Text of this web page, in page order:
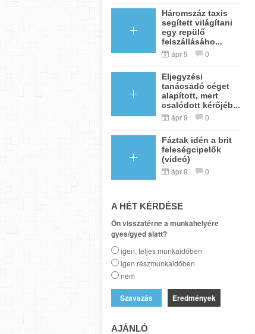
Háromszáz taxis
segített világítani
egy repülő
felszállásáho...
ápr 9 0
Eljegyzési
tanácsadó céget
alapított, mert
csalódott kérőjéb...
ápr 9 0
Fáztak idén a brit
feleségcipelők
(videó)
ápr 9 0
A HÉT KÉRDÉSE
Ön visszatérne a munkahelyére
gyes/gyed alatt?
igen, teljes munkaidőben
igen részmunkaidőben
nem
Eredmények
AJÁNLÓ